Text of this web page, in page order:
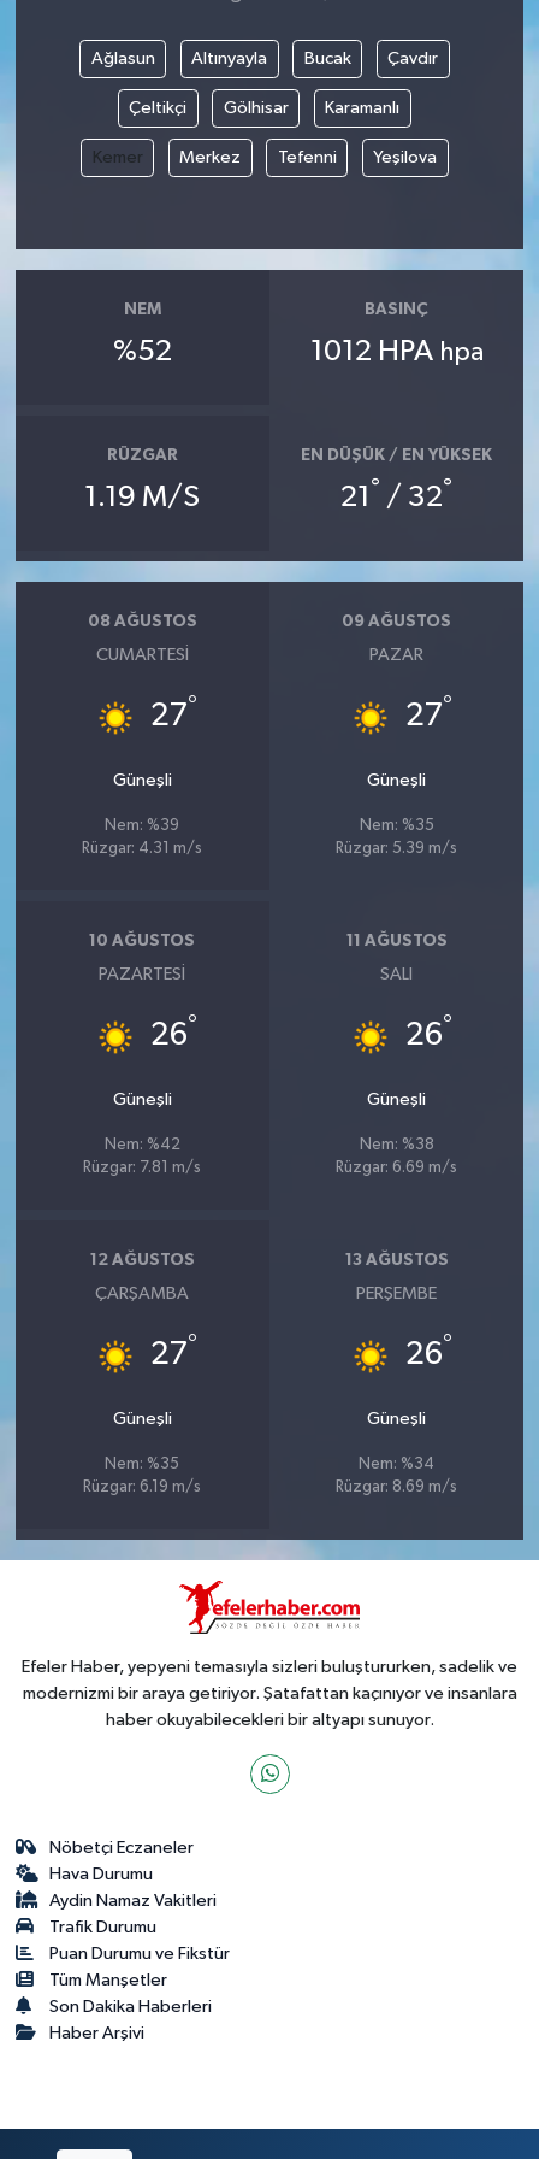
Ağlasun Altınyayla Bucak Çavdır
Çeltikçi Gölhisar Karamanlı
Kemer Merkez Tefenni Yeşilova
NEM
%52
BASINÇ
1012 HPA hpa
RÜZGAR
1.19 M/S
EN DÜŞÜK / EN YÜKSEK
21 ° / 32°
08 AĞUSTOS
CUMARTESI
27°
Güneşli
Nem: %39
Rüzgar: 4.31 m/s
09 AĞUSTOS
PAZAR
27°
Güneşli
Nem: %35
Rüzgar: 5.39 m/s
10 AĞUSTOS
PAZARTESI
26°
Güneşli
Nem: %42
Rüzgar: 7.81 m/s
11 AĞUSTOS
SALI
26°
Güneşli
Nem: %38
Rüzgar: 6.69 m/s
12 AĞUSTOS
ÇARŞAMBA
27°
Güneşli
Nem: %35
Rüzgar: 6.19 m/s
13 AĞUSTOS
PERŞEMBE
26°
Güneşli
Nem: %34
Rüzgar: 8.69 m/s
Efeler Haber, yepyeni temasıyla sizleri buluştururken, sadelik ve
modernizmi bir araya getiriyor. Şatafattan kaçınıyor ve insanlara
haber okuyabilecekleri bir altyapı sunuyor.
Nöbetçi Eczaneler
Hava Durumu
Aydin Namaz Vakitleri
Trafik Durumu
Puan Durumu ve Fikstür
Tüm Manşetler
Son Dakika Haberleri
Haber Arşivi